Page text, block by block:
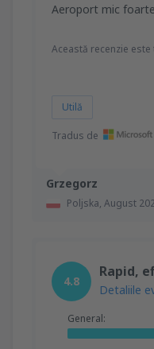
Grzegorz
Poljska, August
Aeroport mic
Această recenzie
Utilă
Tradus de
4.8
Rapid,
Detaliile
General: